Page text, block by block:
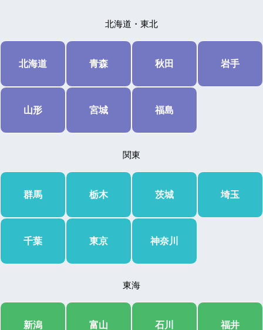
北海道・東北
北海道 青森 秋田 岩手
山形 宮城 福島
関東
群馬 栃木 茨城 埼玉
千葉 東京 神奈川
東海
新潟 富山 石川 福井